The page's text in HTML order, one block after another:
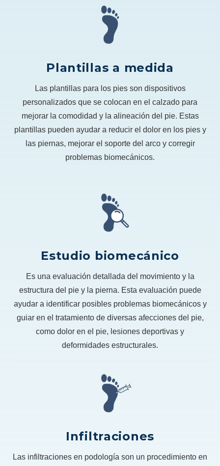
Plantillas a medida
Las plantillas para los pies son dispositivos
personalizados que se colocan en el calzado para
mejorar la comodidad y la alineación del pie. Estas
plantillas pueden ayudar a reducir el dolor en los pies y
las piernas, mejorar el soporte del arco y corregir
problemas biomecánicos.
Estudio biomecánico
Es una evaluación detallada del movimiento y la
estructura del pie y la pierna. Esta evaluación puede
ayudar a identificar posibles problemas biomecánicos y
guiar en el tratamiento de diversas afecciones del pie,
como dolor en el pie, lesiones deportivas y
deformidades estructurales.
Infiltraciones
Las infiltraciones en podología son un procedimiento en